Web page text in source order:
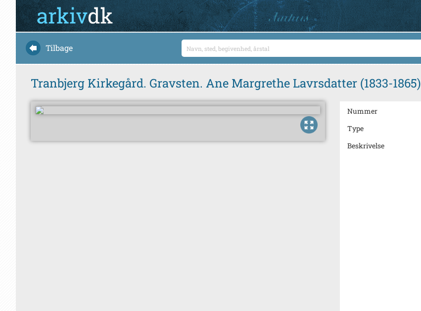
Tilbage
Tranbjerg Kirkegård. Gravsten. Ane Margrethe Lavrsdatter (1833-1865)
Nummer
Type
Beskrivelse